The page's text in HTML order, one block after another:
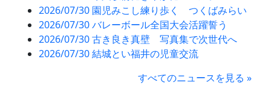
2026/07/30 園児みこし練り歩く つくばみらい
2026/07/30 バレーボール全国大会活躍誓う
2026/07/30 古き良き真壁 写真集で次世代へ
2026/07/30 結城とい福井の児童交流
すべてのニュースを見る »